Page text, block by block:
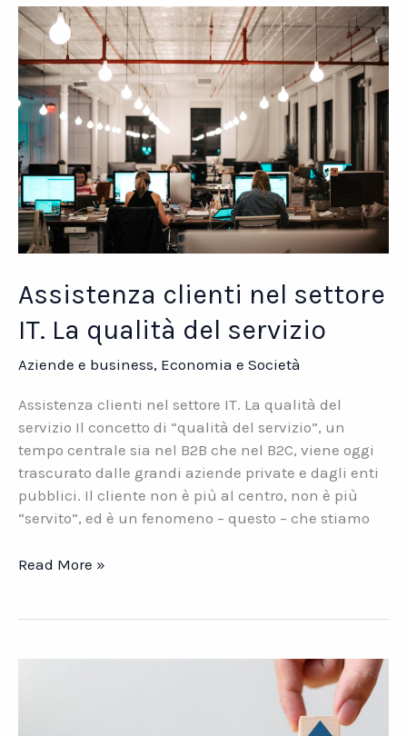
9001
Assistenza clienti nel settore
IT. La qualità del servizio
Aziende e business, Economia e Società
Assistenza clienti nel settore IT. La qualità del
servizio Il concetto di “qualità del servizio”, un
tempo centrale sia nel B2B che nel B2C, viene oggi
trascurato dalle grandi aziende private e dagli enti
pubblici. Il cliente non è più al centro, non è più
“servito”, ed è un fenomeno – questo – che stiamo
Assistenza
Read More »